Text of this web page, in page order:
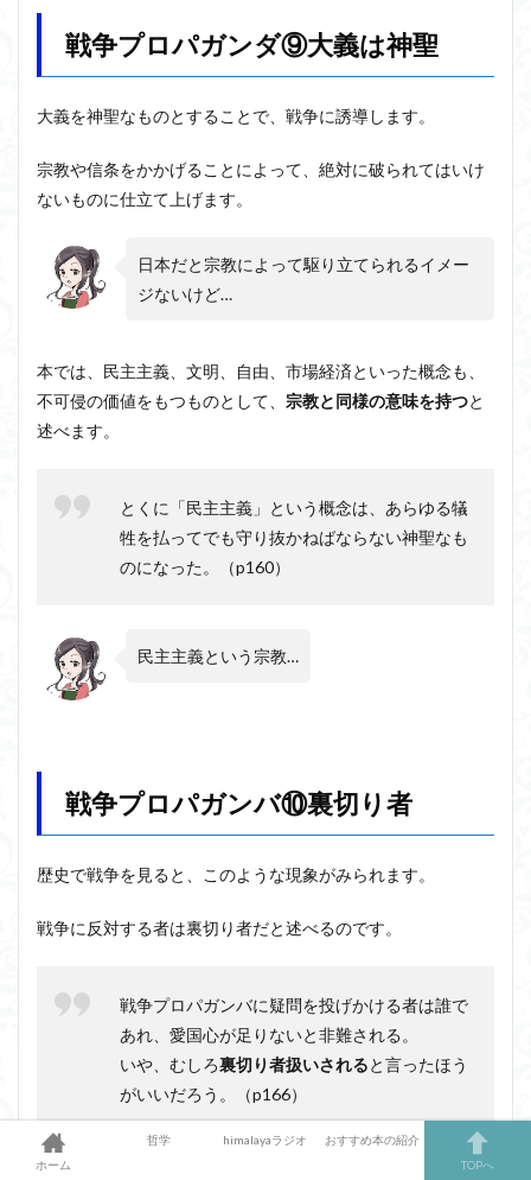
戦争プロパガンダ⑨大義は神聖
大義を神聖なものとすることで、戦争に誘導します。
宗教や信条をかかげることによって、絶対に破られてはいけ
ないものに仕立て上げます。
日本だと宗教によって駆り立てられるイメー
ジないけど…
本では、民主主義、文明、自由、市場経済といった概念も、
不可侵の価値をもつものとして、 宗教と同様の意味を持つと
述べます。
とくに「民主主義」という概念は、あらゆる犠
牲を払ってでも守り抜かねばならない神聖なも
のになった。（p160）
民主主義という宗教…
戦争プロパガンバ⑩裏切り者
歴史で戦争を見ると、このような現象がみられます。
戦争に反対する者は裏切り者だと述べるのです。
戦争プロパガンバに疑問を投げかける者は誰で
あれ、愛国心が足りないと非難される。
いや、むしろ裏切り者扱いされると言ったほう
がいいだろう。（p166）
このようなことが起こるからこそ、「言論の自由」は保証さ
ホーム
哲学 himalayaラジオ
おすすめ本の紹介
TOPへ